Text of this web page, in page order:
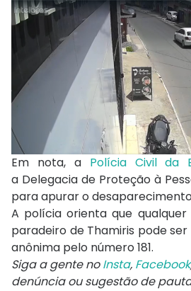
Em nota, a Polícia Civil da
a Delegacia de Proteção à
para apurar o
A polícia orienta que
paradeiro de Thamiris pode
anônima pelo número 181.
Siga a gente noInsta, Facebook
denúncia ou sugestão de